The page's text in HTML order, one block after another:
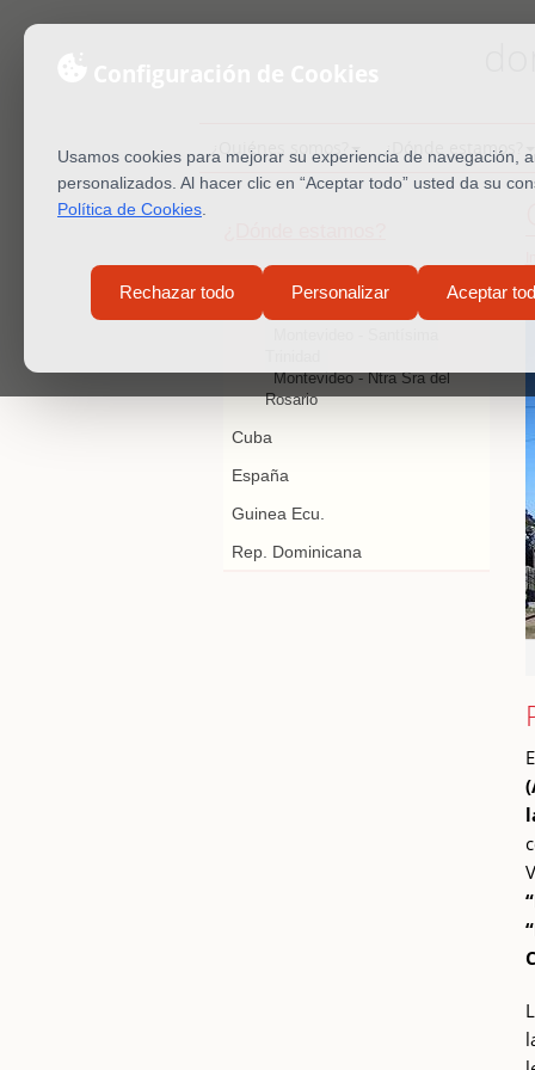
Usamos cookies para mejorar su experiencia de navegación,
personalizados. Al hacer clic en “Aceptar todo” usted da su
Política de Cookies
Rechazar todo Personalizar Aceptar
¿Quiénes somos? ¿Dónde estamos?
Cono Sur
Montevideo - Ntra Sra del
Rosario
Cuba
España
Guinea Ecu.
Rep. Dominicana